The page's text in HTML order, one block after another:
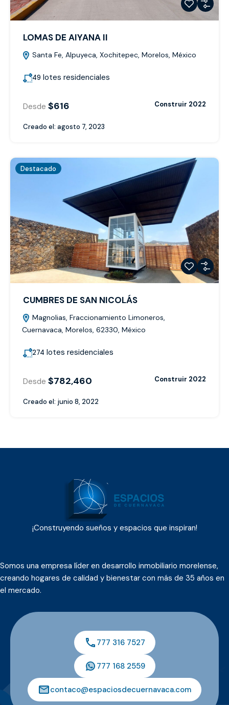
LOMAS DE AIYANA II
Santa Fe, Alpuyeca, Xochitepec, Morelos, México
49 lotes residenciales
Desde $616 Construir 2022
Creado el: agosto 7, 2023
Destacado
CUMBRES DE SAN NICOLÁS
Magnolias, Fraccionamiento Limoneros,
Cuernavaca, Morelos, 62330, México
274 lotes residenciales
Desde $782,460 Construir 2022
Creado el: junio 8, 2022
¡Construyendo sueños y espacios que inspiran!
Somos una empresa líder en desarrollo inmobiliario morelense,
creando hogares de calidad y bienestar con más de 35 años en
el mercado.
777 316 7527
777 168 2559
contaco@espaciosdecuernavaca.com